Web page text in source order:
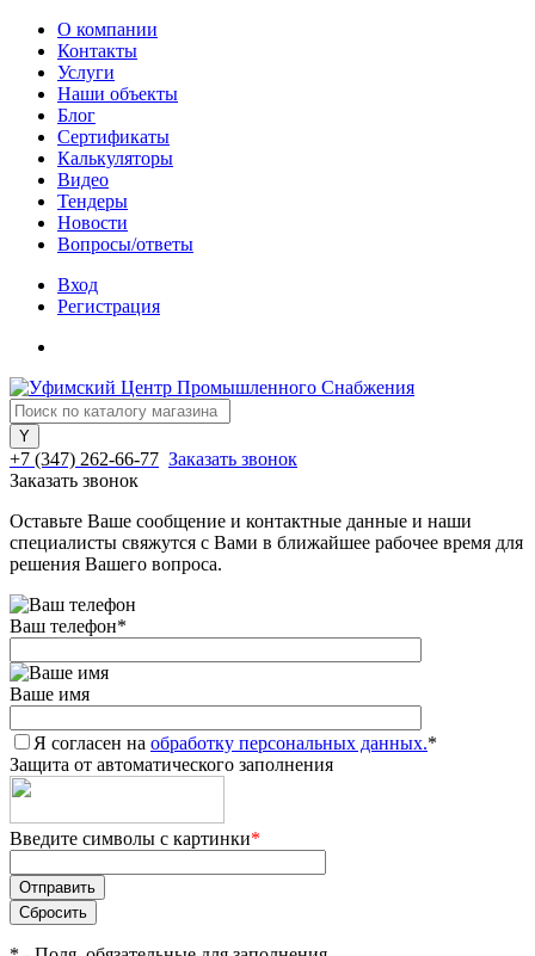
О компании
Контакты
Услуги
Наши объекты
Блог
Сертификаты
Калькуляторы
Видео
Тендеры
Новости
Вопросы/ответы
Вход
Регистрация
+7 (347) 262-66-77 Заказать звонок
Заказать звонок
Оставьте Ваше сообщение и контактные данные и наши
специалисты свяжутся с Вами в ближайшее рабочее время для
решения Вашего вопроса.
Ваш телефон*
Ваше имя
Я согласен на обработку персональных данных.*
Защита от автоматического заполнения
Введите символы с картинки*